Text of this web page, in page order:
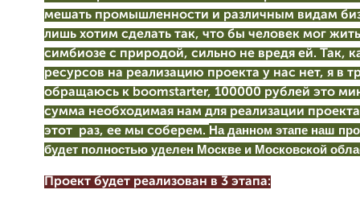
мешать промышленности и различным видам
лишь хотим сделать так, что бы человек мог
симбиозе с природой, сильно не вредя ей. Так,
ресурсов на реализацию проекта у нас нет, я в
обращаюсь к boomstarter, 100000 рублей это
сумма необходимая нам для реализации
этот раз, ее мы соберем. На данном этапе наш
будет полностью уделен Москве и Московской
Проект будет реализован в 3 этапа: